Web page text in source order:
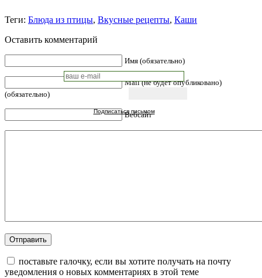
Подписаться письмом
Теги: Блюда из птицы, Вкусные рецепты, Каши
Оставить комментарий
Имя (обязательно)
Mail (не будет опубликовано)
(обязательно)
Вебсайт
поставьте галочку, если вы хотите получать на почту
уведомления о новых комментариях в этой теме